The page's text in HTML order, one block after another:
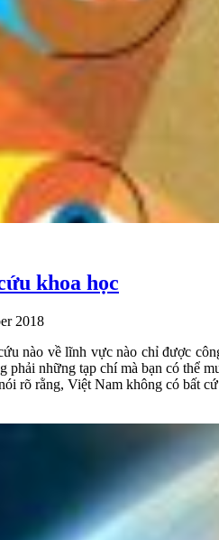
khoa học
2018
nào về lĩnh vực nào chỉ được
những tạp chí mà bạn có thể
rõ rằng, Việt Nam không có bất